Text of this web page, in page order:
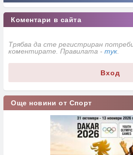
Коментари в сайта
Трябва да сте регистриран
коментирате. Правилата - тук
Вход
Още новини от Спорт